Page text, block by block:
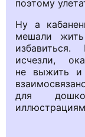
поэтому
Ну а
мешали
исчезли,
не выжить
для